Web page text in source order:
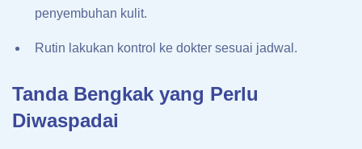
penyembuhan kulit.
Rutin lakukan kontrol ke dokter sesuai jadwal.
Tanda Bengkak yang Perlu
Diwaspadai